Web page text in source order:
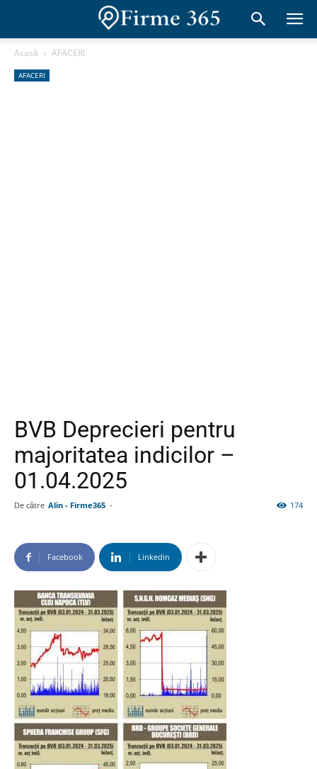
Acasă AFACERI
AFACERI
BVB Deprecieri pentru
majoritatea indicilor –
01.04.2025
De către Alin - Firme365 - 174
Facebook Linkedin